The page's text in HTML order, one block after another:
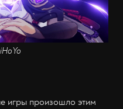
игры произошло этим